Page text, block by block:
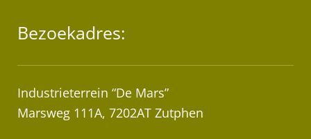
Bezoekadres:
Industrieterrein “De Mars”
Marsweg 111A, 7202AT Zutphen